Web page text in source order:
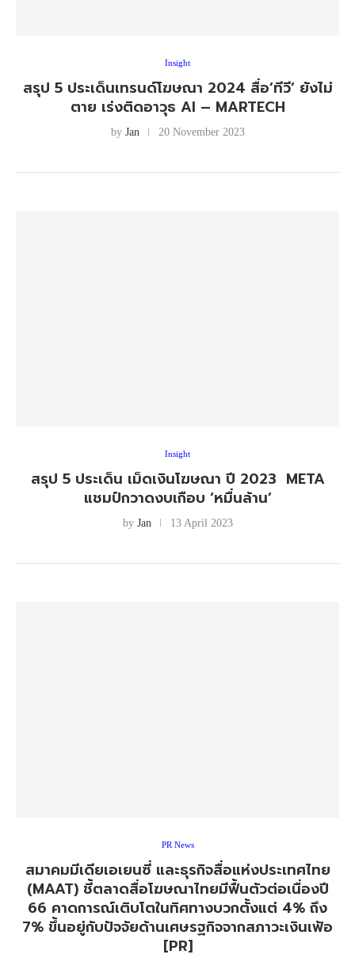
Insight
สรุป 5 ประเด็นเทรนด์โฆษณา 2024 สื่อ’ทีวี’ ยังไม่
ตาย เร่งติดอาวุธ AI – MARTECH
by Jan 20 November 2023
Insight
สรุป 5 ประเด็น เม็ดเงินโฆษณา ปี 2023 META
แชมป์กวาดงบเกือบ ‘หมื่นล้าน’
by Jan 13 April 2023
PR News
สมาคมมีเดียเอเยนซี่ และธุรกิจสื่อแห่งประเทศไทย
(MAAT) ชี้ตลาดสื่อโฆษณาไทยมีฟื้นตัวต่อเนื่องปี
66 คาดการณ์เติบโตในทิศทางบวกตั้งแต่ 4% ถึง
7% ขึ้นอยู่กับปัจจัยด้านเศษรฐกิจจากสภาวะเงินเฟ้อ
[PR]